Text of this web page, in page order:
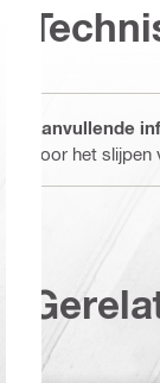
Aanvullende
Voor het